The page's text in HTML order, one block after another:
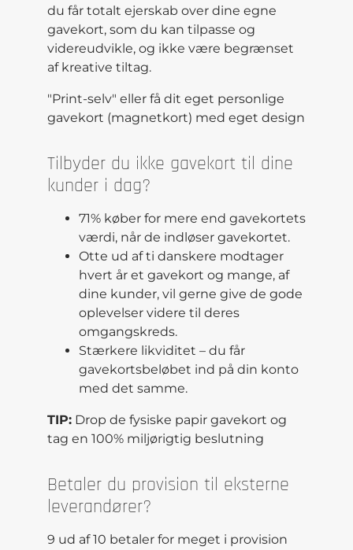
du får totalt ejerskab over dine egne
gavekort, som du kan tilpasse og
videreudvikle, og ikke være begrænset
af kreative tiltag.
"Print-selv" eller få dit eget personlige
gavekort (magnetkort) med eget design
Tilbyder du ikke gavekort til dine
kunder i dag?
71% køber for mere end gavekortets
værdi, når de indløser gavekortet.
Otte ud af ti danskere modtager
hvert år et gavekort og mange, af
dine kunder, vil gerne give de gode
oplevelser videre til deres
omgangskreds.
Stærkere likviditet – du får
gavekortsbeløbet ind på din konto
med det samme.
TIP: Drop de fysiske papir gavekort og
tag en 100% miljørigtig beslutning
Betaler du provision til eksterne
leverandører?
9 ud af 10 betaler for meget i provision